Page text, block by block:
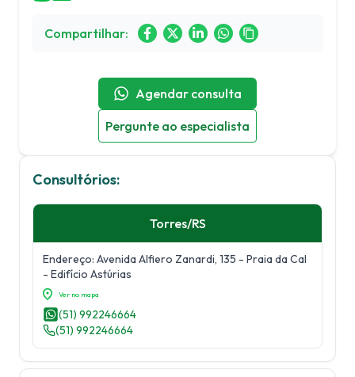
Compartilhar:
Agendar consulta
Pergunte ao especialista
Consultórios:
Torres/RS
Endereço: Avenida Alfiero Zanardi, 135 - Praia da Cal
- Edifício Astúrias
Ver no mapa
(51) 992246664
(51) 992246664